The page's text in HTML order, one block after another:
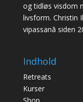
og tidløs visdom
livsform. Christin
vipassanā siden
Indhold
Retreats
Kurser
Shop